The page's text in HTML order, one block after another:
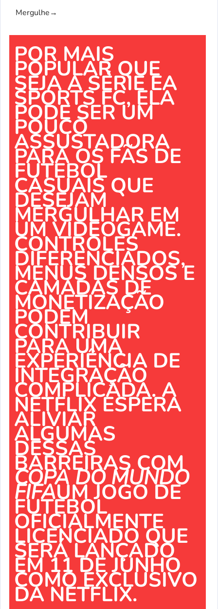
Mergulhe→
POR MAIS
POPULAR QUE
SEJA A SÉRIE EA
SPORTS FC, ELA
PODE SER UM
POUCO
ASSUSTADORA
PARA OS FÃS DE
FUTEBOL
CASUAIS QUE
DESEJAM
MERGULHAR EM
UM VIDEOGAME.
CONTROLES
DIFERENCIADOS,
MENUS DENSOS E
CAMADAS DE
MONETIZAÇÃO
PODEM
CONTRIBUIR
PARA UMA
EXPERIÊNCIA DE
INTEGRAÇÃO
COMPLICADA. A
NETFLIX ESPERA
ALIVIAR
ALGUMAS
DESSAS
BARREIRAS COM
COPA DO MUNDO
FIFAUM JOGO DE
FUTEBOL
OFICIALMENTE
LICENCIADO QUE
SERÁ LANÇADO
EM 11 DE JUNHO
COMO EXCLUSIVO
DA NETFLIX.